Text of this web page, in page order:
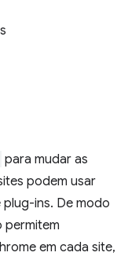
para mudar as
podem usar
ins. De modo
permitem
em cada site,